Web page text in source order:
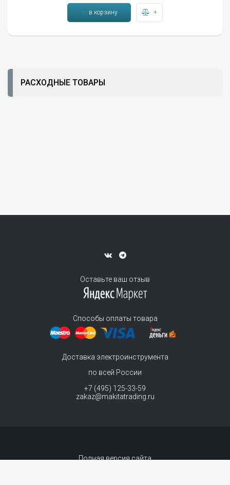
в корзину +
РАСХОДНЫЕ ТОВАРЫ
Оставьте ваш отзыв
Способы оплаты товара
Доставка электроинструмента
по всей России
+7 (495) 125-33-59
zakaz@makitatrading.ru
Полная версия сайта